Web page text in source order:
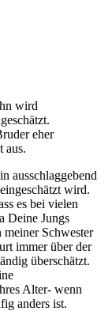
wird
eher
aus.
ausschlaggebend
wird.
es bei vielen
Deine Jungs
Schwester
immer über der
überschätzt.
Alter- wenn
anders ist.